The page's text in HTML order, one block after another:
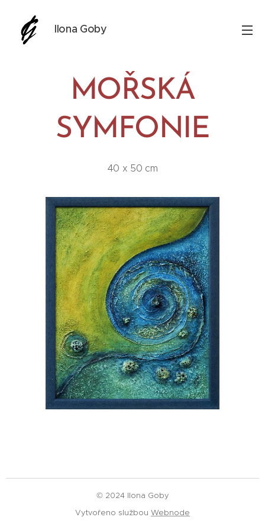
Ilona Goby
MOŘSKÁ
SYMFONIE
40 x 50 cm
© 2024 Ilona Goby
Vytvořeno službou Webnode